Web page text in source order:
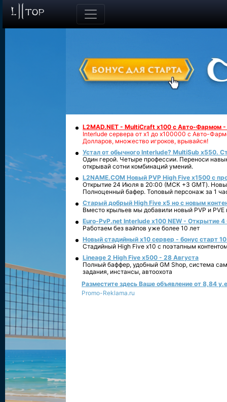
L2MAD.NET - MultiCraft x100 с Авто-Фармом
Interlude сервера от х1 до х100000 с Авто-
Долларов, множество игроков, врывайся!
Устал от обычного Interlude? MultiSub x550.
Один герой. Четыре профессии. Переноси
открывай сотни комбинаций умений.
L2NAME.COM Новый PVP High Five x1500 с
Открытие 24 Июля в 20:00 (МСК +3 GMT).
Полноценный бафер. Топовый персонаж за 1
Старый добрый High Five x5 но с новым
Вместо крыльев мы добавили новый PVP и PVE
Euro-PvP.net Interlude х100 NEW - Открытие 4
Работаем без вайпов уже более 10 лет
Новый стадийный х10 сервер - бонус старт
Стадийный High Five x10 с поэтапным
Lineage 2 High Five x500 - 28 Августа
Полный баффер, удобный GM Shop, система
задания, инстансы, автоохота
Разместите здесь Ваше объявление от 8,84
Promo-Reklama.ru